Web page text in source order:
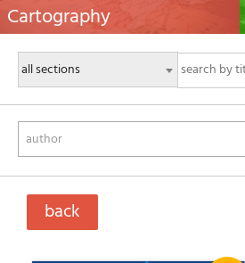
Cartography
Hiking maps, maps and atlases, cartography
around the world. Maps of the trails, cartography
for cyclotourism and mountain biking
author
back